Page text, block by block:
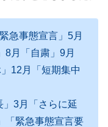
急事態宣言」5月
8月「自粛」9月
12月「短期集中
」3月「さらに延
「緊急事態宣言要